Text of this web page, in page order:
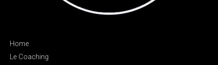
Home
Le Coaching